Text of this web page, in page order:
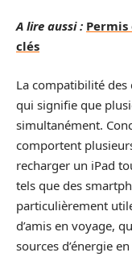
A lire aussi :
clés
La compatibilité des
qui signifie que
simultanément.
comportent
recharger un iPad
tels que des
particulièrement
d’amis en voyage,
sources d’énergie